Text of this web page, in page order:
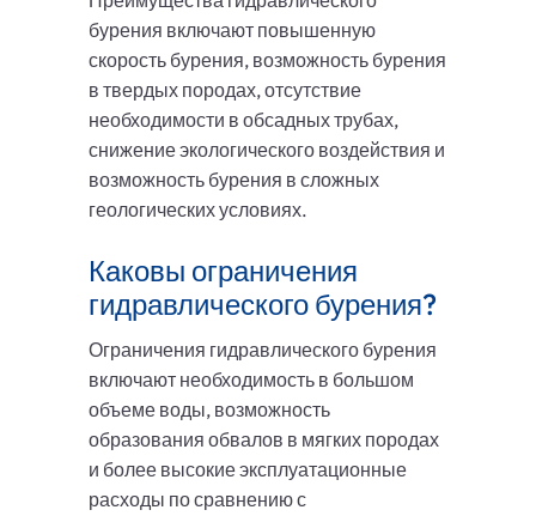
бурения включают повышенную
скорость бурения, возможность бурения
в твердых породах, отсутствие
необходимости в обсадных трубах,
снижение экологического воздействия и
возможность бурения в сложных
геологических условиях.
Каковы ограничения
гидравлического бурения?
Ограничения гидравлического бурения
включают необходимость в большом
объеме воды, возможность
образования обвалов в мягких породах
и более высокие эксплуатационные
расходы по сравнению с